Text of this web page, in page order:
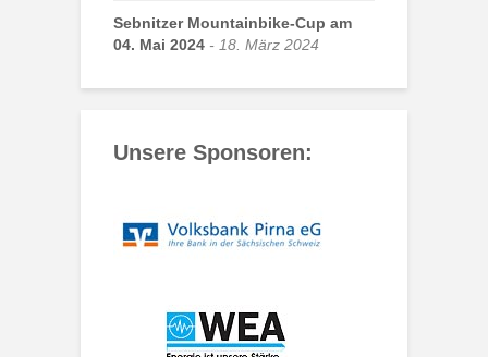
Sebnitzer Mountainbike-Cup am
04. Mai 2024
18. März 2024
Unsere Sponsoren: